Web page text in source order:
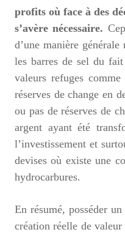
profits où face à des
s’avère nécessaire.
d’une manière
les barres de sel du
valeurs refuges
réserves de change en
ou pas de réserves de
argent ayant été
l’investissement et
devises où existe une
hydrocarbures.
En résumé, posséder
création réelle de